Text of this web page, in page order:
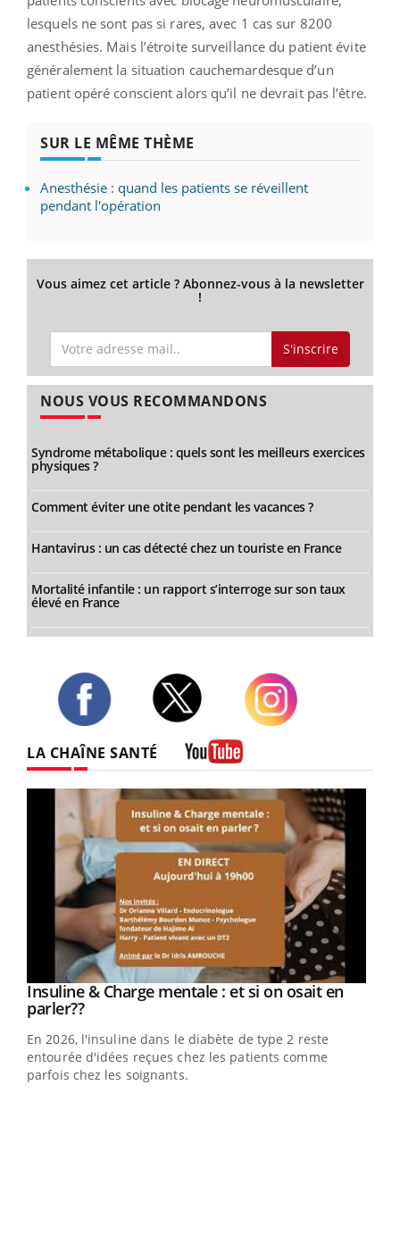
lesquels ne sont pas si rares, avec 1 cas sur 8200
anesthésies. Mais l’étroite surveillance du patient évite
généralement la situation cauchemardesque d’un
patient opéré conscient alors qu’il ne devrait pas l’être.
SUR LE MÊME THÈME
Anesthésie : quand les patients se réveillent
pendant l'opération
Vous aimez cet article ? Abonnez-vous à la newsletter
!
S'inscrire
NOUS VOUS RECOMMANDONS
Syndrome métabolique : quels sont les meilleurs exercices
physiques ?
Comment éviter une otite pendant les vacances ?
Hantavirus : un cas détecté chez un touriste en France
Mortalité infantile : un rapport s’interroge sur son taux
élevé en France
LA CHAÎNE SANTÉ
Youtube
Insuline & Charge mentale : et si on osait en
parler??Youtube
En 2026, l'insuline dans le diabète de type 2 reste
entourée d'idées reçues chez les patients comme
parfois chez les soignants.